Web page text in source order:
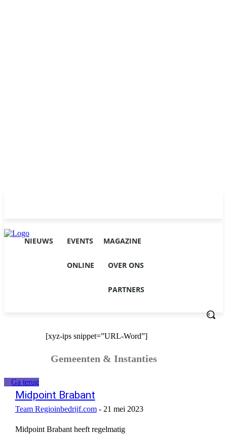
NIEUWS EVENTS MAGAZINE
ONLINE OVER ONS
PARTNERS
[xyz-ips snippet=”URL-Word”]
Gemeenten & Instanties
Ga terug
Midpoint Brabant
Team Regioinbedrijf.com - 21 mei 2023
Midpoint Brabant heeft regelmatig